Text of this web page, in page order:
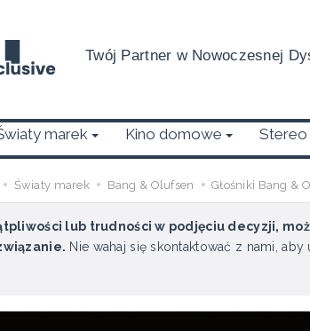
Twój Partner w Nowoczesnej
marek Kino domowe Stereo
Światy marek Bang & Olufsen Głośniki Bang &
lub trudności w podjęciu decyzji,
Nie wahaj się skontaktować z nami,